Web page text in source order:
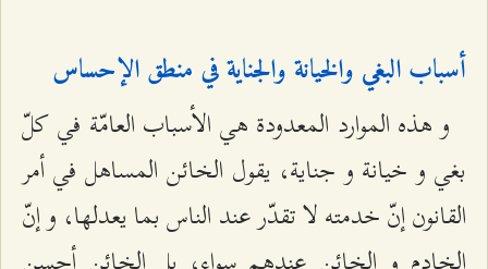
أسباب البغي والخيانة والجناية في منطق الإحساس
و هذه الموارد المعدودة هي الأسباب العامّة في كلّ
بغي و خيانة و جناية، يقول الخائن المساهل في أمر
القانون إنّ خدمته لا تقدّر عند الناس بما يعدلها، و إنّ